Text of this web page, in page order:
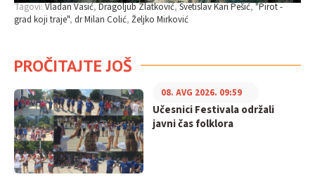
Tagovi:Vladan Vasić Dragoljub Zlatković Svetislav Kari Pešić "Pirot -
grad koji traje" dr Milan Colić Željko Mirković
PROČITAJTE JOŠ
Učesnici Festivala održali
javni čas folklora
08. AVG 2026. 09:59